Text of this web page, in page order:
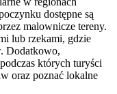
dostępne są
malownicze tereny.
lub rzekami, gdzie
Dodatkowo,
których turyści
oraz poznać lokalne